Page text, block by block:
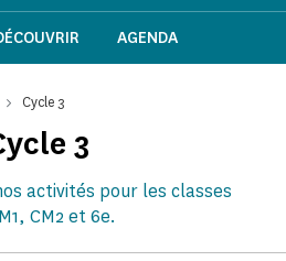
AGENDA
Cycle 3
3
activités pour les classes
CM2 et 6e.